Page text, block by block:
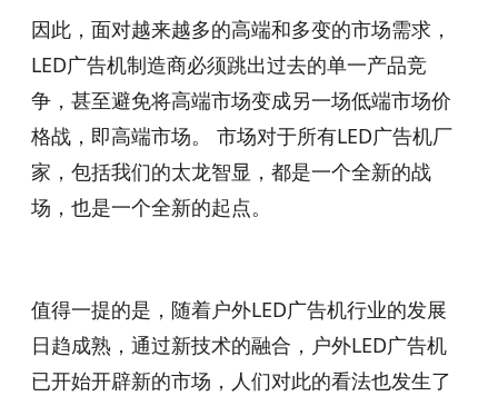
因此，面对越来越多的高端和多变的市场需求，
LED广告机制造商必须跳出过去的单一产品竞
争，甚至避免将高端市场变成另一场低端市场价
格战，即高端市场。 市场对于所有LED广告机厂
家，包括我们的太龙智显，都是一个全新的战
场，也是一个全新的起点。
值得一提的是，随着户外LED广告机行业的发展
日趋成熟，通过新技术的融合，户外LED广告机
已开始开辟新的市场，人们对此的看法也发生了